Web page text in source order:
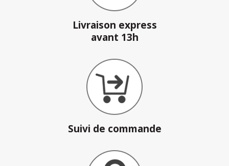
Livraison express
avant 13h
Suivi de commande